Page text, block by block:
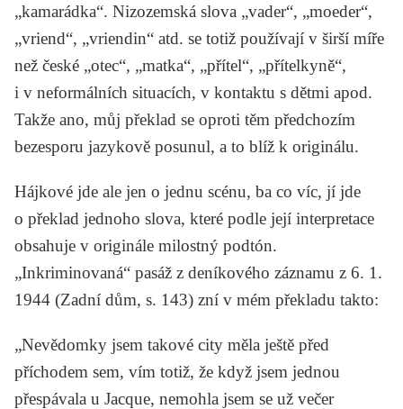
„kamarádka“. Nizozemská slova „vader“, „moeder“,
„vriend“, „vriendin“ atd. se totiž používají v širší míře
než české „otec“, „matka“, „přítel“, „přítelkyně“,
i v neformálních situacích, v kontaktu s dětmi apod.
Takže ano, můj překlad se oproti těm předchozím
bezesporu jazykově posunul, a to blíž k originálu.
Hájkové jde ale jen o jednu scénu, ba co víc, jí jde
o překlad jednoho slova, které podle její interpretace
obsahuje v originále milostný podtón.
„Inkriminovaná“ pasáž z deníkového záznamu z 6. 1.
1944 (Zadní dům, s. 143) zní v mém překladu takto:
„Nevědomky jsem takové city měla ještě před
příchodem sem, vím totiž, že když jsem jednou
přespávala u Jacque, nemohla jsem se už večer